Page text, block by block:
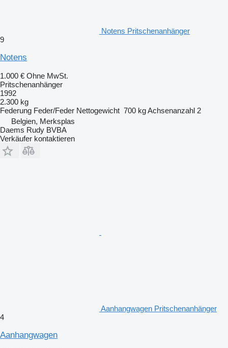
Notens Pritschenanhänger
9
Notens
1.000 € Ohne MwSt.
Pritschenanhänger
1992
2.300 kg
Federung Feder/Feder Nettogewicht 700 kgAchsenanzahl 2
Belgien, Merksplas
Daems Rudy BVBA
Verkäufer kontaktieren
Aanhangwagen Pritschenanhänger
4
Aanhangwagen